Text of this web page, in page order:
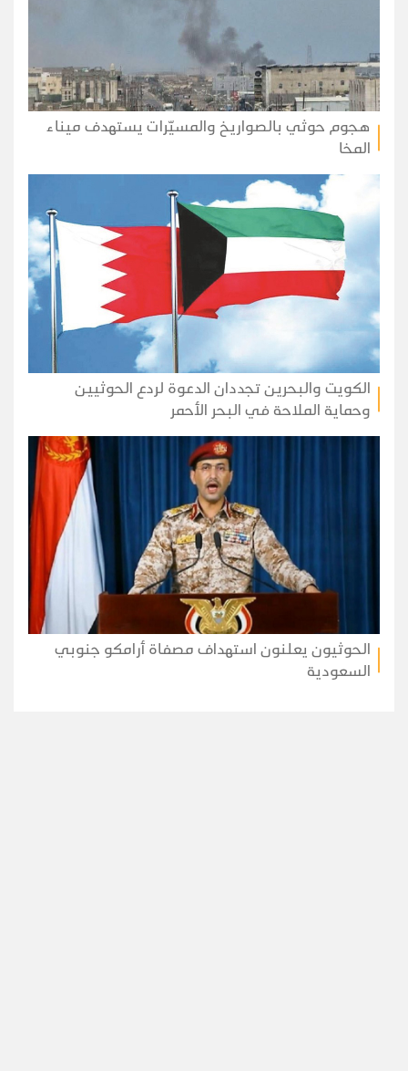
هجوم حوثي بالصواريخ والمسيّرات يستهدف ميناء
المخا
الكويت والبحرين تجددان الدعوة لردع الحوثيين
وحماية الملاحة في البحر الأحمر
الحوثيون يعلنون استهداف مصفاة أرامكو جنوبي
السعودية